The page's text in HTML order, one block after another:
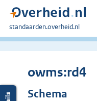
U
bent
standaarden.overheid.nl
owms:rd4
Schema